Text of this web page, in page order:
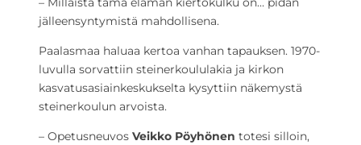
jälleensyntymistä mahdollisena.
Paalasmaa haluaa kertoa vanhan tapauksen. 1970-
luvulla sorvattiin steinerkoululakia ja kirkon
kasvatusasiainkeskukselta kysyttiin näkemystä
steinerkoulun arvoista.
– Opetusneuvos Veikko Pöyhönen totesi silloin,